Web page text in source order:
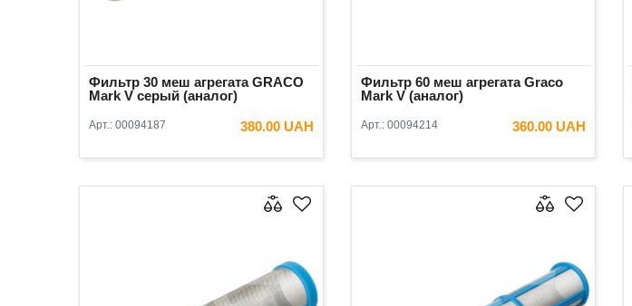
Фильтр 30 меш агрегата GRACO
Mark V серый (аналог)
Арт.: 00094187 380.00 UAH
В КОРЗИНУ
Фильтр 60 меш агрегата Graco
Mark V (аналог)
Арт.: 00094214 360.00 UAH
В КОРЗИНУ